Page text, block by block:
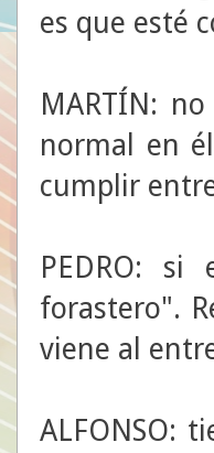
es que esté
MARTÍN:
normal en
cumplir
PEDRO:
forastero".
viene al
ALFONSO: